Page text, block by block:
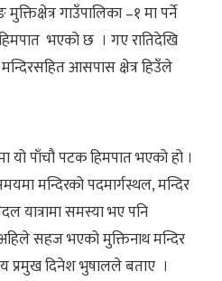
गाउँपालिका –१ मा पर्ने
हिमपात भएको छ । गए रातिदेखि
आसपास क्षेत्र हिउँले
यो पाँचौ पटक हिमपात भएको हो ।
मन्दिरको पदमार्गस्थल, मन्दिर
यात्रामा समस्या भए पनि
सहज भएको मुक्तिनाथ मन्दिर
प्रमुख दिनेश भुषालले बताए ।